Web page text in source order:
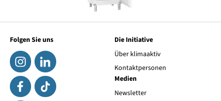
Folgen Sie uns
Die Initiative
Über klimaaktiv
Kontaktpersonen
Medien
Newsletter